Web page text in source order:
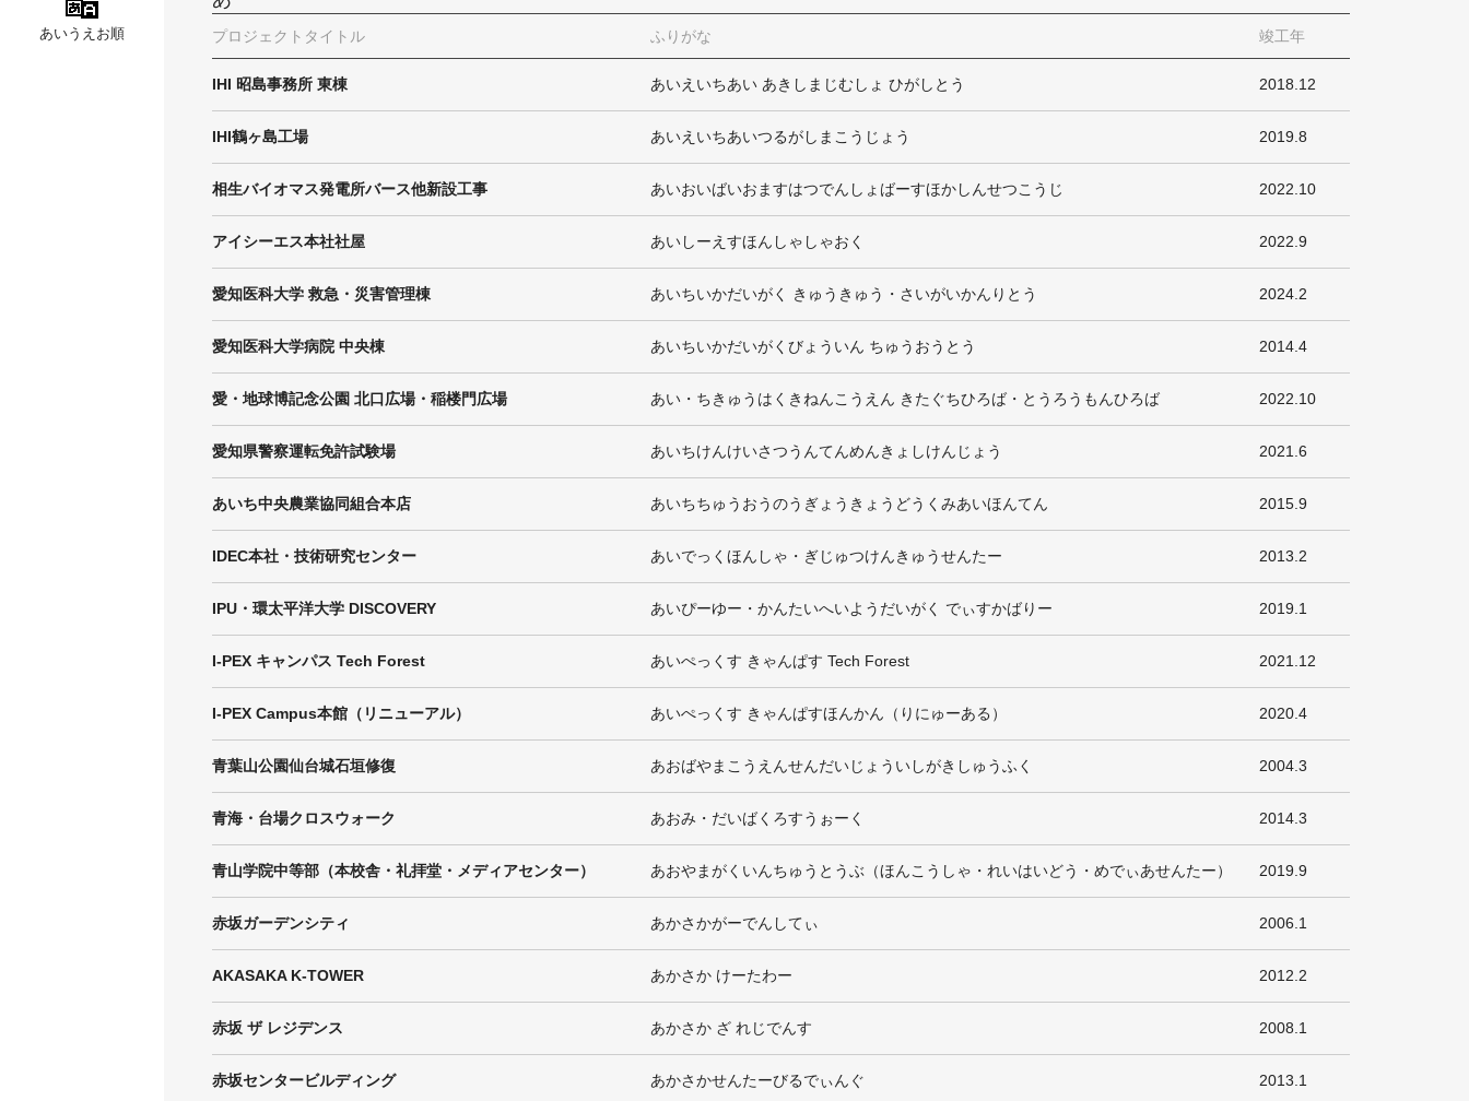
あいうえお順 プロジェクトタイトル ふりがな 竣工年
IHI 昭島事務所 東棟 あいえいちあい あきしまじむしょ ひがしとう 2018.12
IHI鶴ヶ島工場 あいえいちあいつるがしまこうじょう 2019.8
相生バイオマス発電所バース他新設工事 あいおいばいおますはつでんしょばーすほかしんせつこうじ 2022.10
アイシーエス本社社屋 あいしーえすほんしゃしゃおく 2022.9
愛知医科大学 救急・災害管理棟 あいちいかだいがく きゅうきゅう・さいがいかんりとう 2024.2
愛知医科大学病院 中央棟 あいちいかだいがくびょういん ちゅうおうとう 2014.4
愛・地球博記念公園 北口広場・稲楼門広場 あい・ちきゅうはくきねんこうえん きたぐちひろば・とうろうもんひろば 2022.10
愛知県警察運転免許試験場 あいちけんけいさつうんてんめんきょしけんじょう 2021.6
あいち中央農業協同組合本店 あいちちゅうおうのうぎょうきょうどうくみあいほんてん 2015.9
IDEC本社・技術研究センター あいでっくほんしゃ・ぎじゅつけんきゅうせんたー 2013.2
IPU・環太平洋大学 DISCOVERY あいぴーゆー・かんたいへいようだいがく でぃすかばりー 2019.1
I-PEX キャンパス Tech Forest あいぺっくす きゃんぱす Tech Forest 2021.12
I-PEX Campus本館（リニューアル） あいぺっくす きゃんぱすほんかん（りにゅーある） 2020.4
青葉山公園仙台城石垣修復 あおばやまこうえんせんだいじょういしがきしゅうふく 2004.3
青海・台場クロスウォーク あおみ・だいばくろすうぉーく 2014.3
青山学院中等部（本校舎・礼拝堂・メディアセンター） あおやまがくいんちゅうとうぶ（ほんこうしゃ・れいはいどう・めでぃあせんたー） 2019.9
赤坂ガーデンシティ あかさかがーでんしてぃ 2006.1
AKASAKA K-TOWER あかさか けーたわー 2012.2
赤坂 ザ レジデンス あかさか ざ れじでんす 2008.1
赤坂センタービルディング あかさかせんたーびるでぃんぐ 2013.1